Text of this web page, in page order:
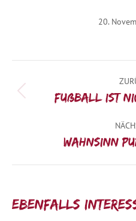
20.
Fußball ist
Wahnsinn
Ebenfalls